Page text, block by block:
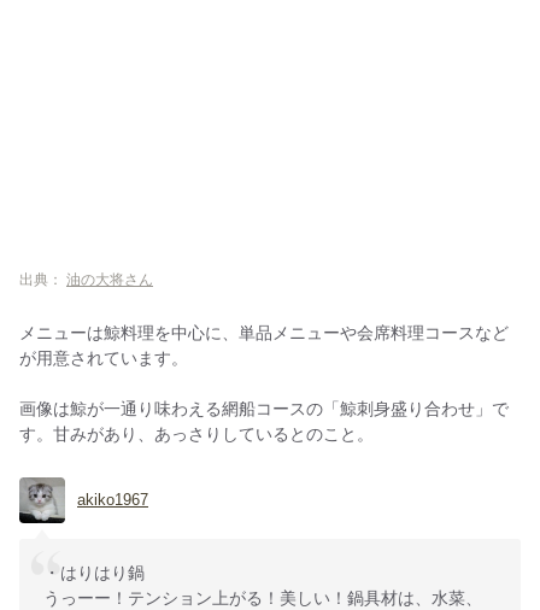
出典： 油の大将さん
メニューは鯨料理を中心に、単品メニューや会席料理コースなど
が用意されています。
画像は鯨が一通り味わえる網船コースの「鯨刺身盛り合わせ」で
す。甘みがあり、あっさりしているとのこと。
akiko1967
・はりはり鍋
うっーー！テンション上がる！美しい！鍋具材は、水菜、